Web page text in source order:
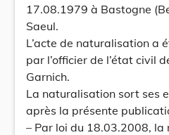
17.08.1979 à Bastogne
Saeul.
L’acte de naturalisation a
par l’officier de l’état civil
Garnich.
La naturalisation sort ses
après la présente
– Par loi du 18.03.2008,